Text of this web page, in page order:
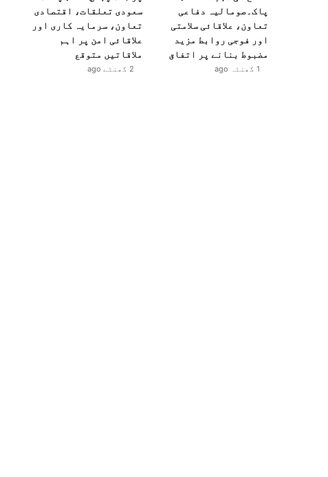
پاک۔صومالیہ دفاعی
تعاون، علاقائی سلامتی
اور فوجی روابط مزید
مضبوط بنانے پر اتفاق
1 گھنٹہ ago
سعودی تعلقات، اقتصادی
تعاون، سرمایہ کاری اور
علاقائی امن پر اہم
ملاقاتیں متوقع
2 گھنٹے ago